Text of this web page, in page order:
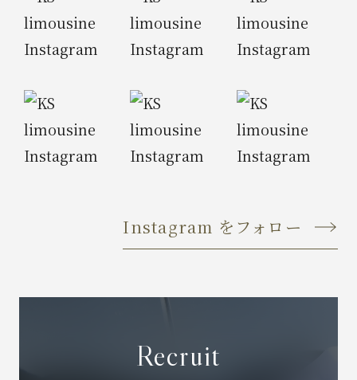
Instagram をフォロー
Recruit